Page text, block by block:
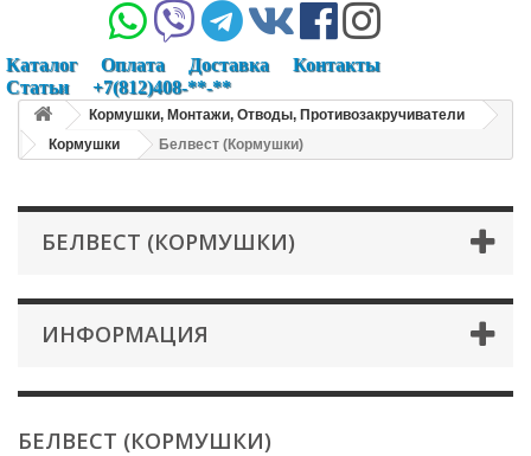
Каталог Оплата Доставка
Контакты
Статьи
+7(812)408-**-**
Кормушки, Монтажи, Отводы, Противозакручиватели
Кормушки
Белвест (Кормушки)
БЕЛВЕСТ (КОРМУШКИ)
ИНФОРМАЦИЯ
БЕЛВЕСТ (КОРМУШКИ)